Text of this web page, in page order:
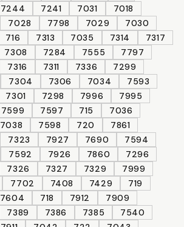
7244 7241 7031
7018
7028 7798 7029
7030
716 7313 7035 7314
7317
7308 7284 7555
7797
7316 7311 7336
7299
7304 7306 7034
7593
7301 7298 7996
7995
7599 7597 715
7036
7038 7598 720
7861
7323 7927 7690
7594
7592 7926 7860
7296
7326 7327 7329
7999
7702 7408 7429
719
7604 718 7912
7909
7389 7386 7385
7540